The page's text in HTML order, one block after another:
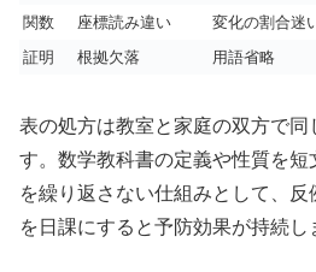
関数
座標読み違い 変化の割合迷
証明
根拠欠落 用語省略
表の処方は教室と家庭の双方で
す。数学教科書の定義や性質を短
を繰り返さない仕組みとして、
を日課にすると予防効果が持続し